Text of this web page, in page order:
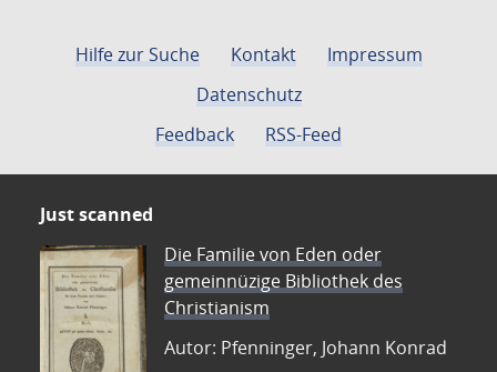
Hilfe zur Suche Kontakt
Impressum
Datenschutz
Feedback
RSS-Feed
Just scanned
Die Familie von Eden oder
gemeinnüzige Bibliothek des
Christianism
Autor: Pfenninger, Johann Konrad